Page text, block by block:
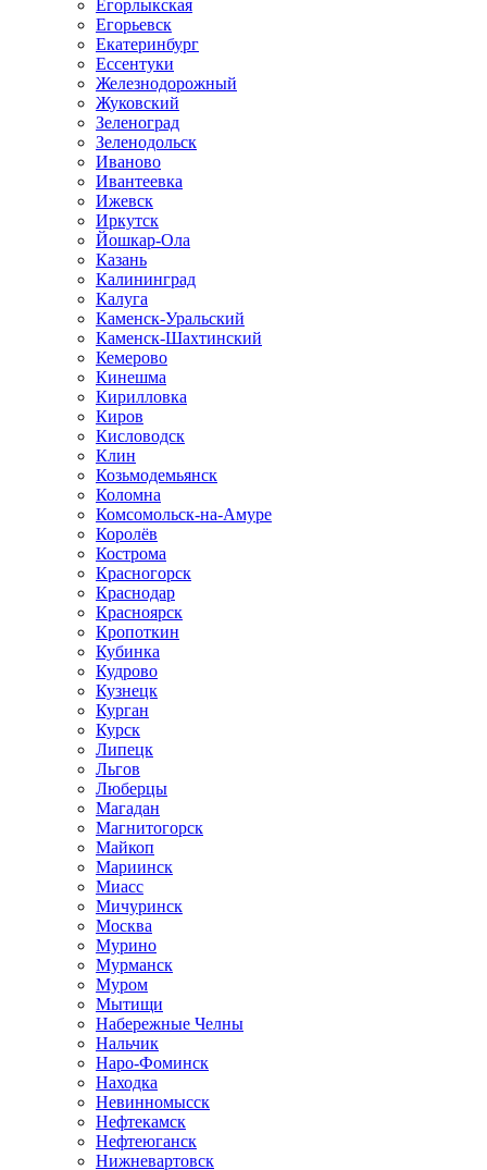
Егорлыкская
Егорьевск
Екатеринбург
Ессентуки
Железнодорожный
Жуковский
Зеленоград
Зеленодольск
Иваново
Ивантеевка
Ижевск
Иркутск
Йошкар-Ола
Казань
Калининград
Калуга
Каменск-Уральский
Каменск-Шахтинский
Кемерово
Кинешма
Кирилловка
Киров
Кисловодск
Клин
Козьмодемьянск
Коломна
Комсомольск-на-Амуре
Королёв
Кострома
Красногорск
Краснодар
Красноярск
Кропоткин
Кубинка
Кудрово
Кузнецк
Курган
Курск
Липецк
Льгов
Люберцы
Магадан
Магнитогорск
Майкоп
Мариинск
Миасс
Мичуринск
Москва
Мурино
Мурманск
Муром
Мытищи
Набережные Челны
Нальчик
Наро-Фоминск
Находка
Невинномысск
Нефтекамск
Нефтеюганск
Нижневартовск